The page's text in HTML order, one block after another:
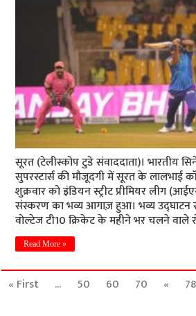
सूरत (टेलीस्कोप टुडे संवाददाता)। भारतीय
सुपरस्टार्स की मौजूदगी में सूरत के लालभाई
शुक्रवार को इंडियन स्ट्रीट प्रीमियर लीग
संस्करण का भव्य आगाज़ हुआ। भव्य उद्घाटन
वोल्टेज टी10 क्रिकेट के महीने भर चलने
Read More »
« First ... 50 60 70 « 78